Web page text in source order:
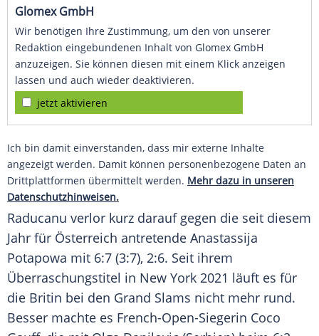
Glomex GmbH
Wir benötigen Ihre Zustimmung, um den von unserer
Redaktion eingebundenen Inhalt von Glomex GmbH
anzuzeigen. Sie können diesen mit einem Klick anzeigen
lassen und auch wieder deaktivieren.
jetzt aktivieren
Ich bin damit einverstanden, dass mir externe Inhalte
angezeigt werden. Damit können personenbezogene Daten an
Drittplattformen übermittelt werden. Mehr dazu in unseren
Datenschutzhinweisen.
Raducanu verlor kurz darauf gegen die seit diesem
Jahr für Österreich antretende Anastassija
Potapowa mit 6:7 (3:7), 2:6. Seit ihrem
Überraschungstitel in New York 2021 läuft es für
die Britin bei den Grand Slams nicht mehr rund.
Besser machte es French-Open-Siegerin Coco